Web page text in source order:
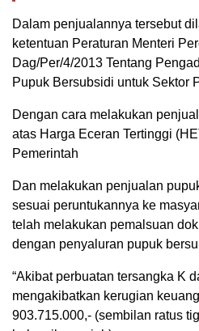
Dalam penjualannya tersebut
ketentuan Peraturan Menteri
Dag/Per/4/2013 Tentang
Pupuk Bersubsidi untuk Sektor
Dengan cara melakukan
atas Harga Eceran Tertinggi
Pemerintah
Dan melakukan penjualan
sesuai peruntukannya ke
telah melakukan pemalsuan
dengan penyaluran pupuk
“Akibat perbuatan tersangka K
mengakibatkan kerugian
903.715.000,- (sembilan ratus